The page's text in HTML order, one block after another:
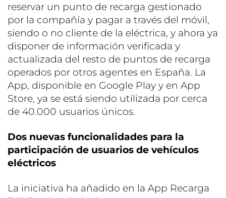
reservar un punto de recarga gestionado
por la compañía y pagar a través del móvil,
siendo o no cliente de la eléctrica, y ahora ya
disponer de información verificada y
actualizada del resto de puntos de recarga
operados por otros agentes en España. La
App, disponible en Google Play y en App
Store, ya se está siendo utilizada por cerca
de 40.000 usuarios únicos.
Dos nuevas funcionalidades para la
participación de usuarios de vehículos
eléctricos
La iniciativa ha añadido en la App Recarga